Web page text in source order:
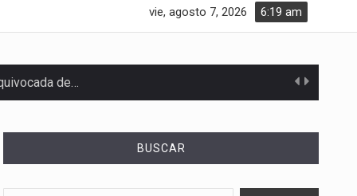
6:19 am
vie, agosto 7, 2026
de…
BUSCAR